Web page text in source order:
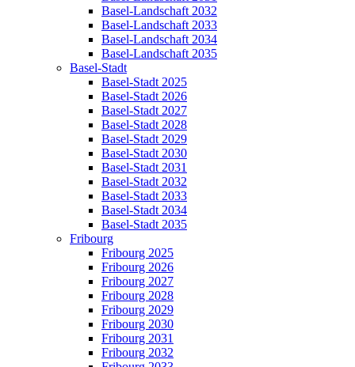
Basel-Landschaft 2032
Basel-Landschaft 2033
Basel-Landschaft 2034
Basel-Landschaft 2035
Basel-Stadt
Basel-Stadt 2025
Basel-Stadt 2026
Basel-Stadt 2027
Basel-Stadt 2028
Basel-Stadt 2029
Basel-Stadt 2030
Basel-Stadt 2031
Basel-Stadt 2032
Basel-Stadt 2033
Basel-Stadt 2034
Basel-Stadt 2035
Fribourg
Fribourg 2025
Fribourg 2026
Fribourg 2027
Fribourg 2028
Fribourg 2029
Fribourg 2030
Fribourg 2031
Fribourg 2032